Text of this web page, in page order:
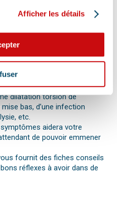
Afficher les détails
de conscience, les
de signes visibles que
animal de compagnie ne va
à l’origine d’une urgence pour
effet d’un épillet, d’une
de Quincke, d’une intoxication
dilatation torsion de
bas, d’une infection
etc.
aidera votre
de pouvoir emmener
fournit des fiches conseils
réflexes à avoir dans de